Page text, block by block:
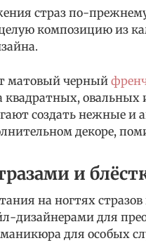
страз по-
композицию из
матовый черный
квадратных,
создать нежные и
декоре,
и
на ногтях
дизайнерами для
для особых